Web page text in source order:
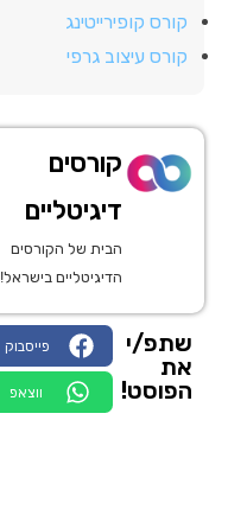
קורס קופירייטינג
קורס עיצוב גרפי
קורסים
דיגיטליים
הבית של הקורסים
הדיגיטליים בישראל!
שתפ/י
את
הפוסט!
פייסבוק
ווצאפ